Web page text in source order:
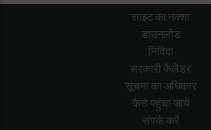
साइट का नक्शा
डाउनलोड
निविदा
सरकारी कैलेंडर
सूचना का अधिकार
कैसे पहुंचा जाये
संपर्क करें